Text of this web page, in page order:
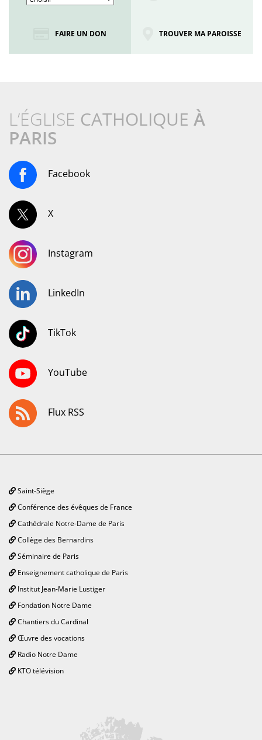
FAIRE UN DON TROUVER MA PAROISSE
L’ÉGLISE CATHOLIQUE À
PARIS
Facebook
X
Instagram
LinkedIn
TikTok
YouTube
Flux RSS
Saint-Siège
Conférence des évêques de France
Cathédrale Notre-Dame de Paris
Collège des Bernardins
Séminaire de Paris
Enseignement catholique de Paris
Institut Jean-Marie Lustiger
Fondation Notre Dame
Chantiers du Cardinal
Œuvre des vocations
Radio Notre Dame
KTO télévision